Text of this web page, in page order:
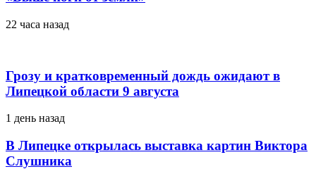
22 часа назад
Грозу и кратковременный дождь ожидают в
Липецкой области 9 августа
1 день назад
В Липецке открылась выставка картин Виктора
Слушника